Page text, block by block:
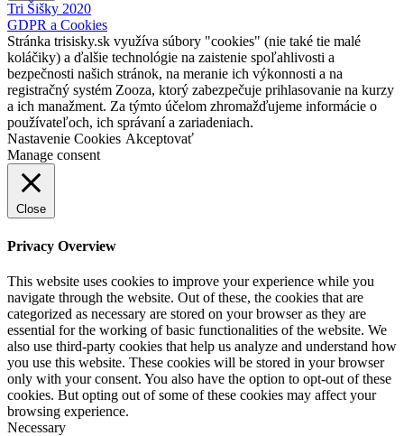
Tri Šišky 2020
GDPR a Cookies
Stránka trisisky.sk využíva súbory "cookies" (nie také tie malé
koláčiky) a ďalšie technológie na zaistenie spoľahlivosti a
bezpečnosti našich stránok, na meranie ich výkonnosti a na
registračný systém Zooza, ktorý zabezpečuje prihlasovanie na kurzy
a ich manažment. Za týmto účelom zhromažďujeme informácie o
používateľoch, ich správaní a zariadeniach.
Nastavenie Cookies Akceptovať
Manage consent
Close
Privacy Overview
This website uses cookies to improve your experience while you
navigate through the website. Out of these, the cookies that are
categorized as necessary are stored on your browser as they are
essential for the working of basic functionalities of the website. We
also use third-party cookies that help us analyze and understand how
you use this website. These cookies will be stored in your browser
only with your consent. You also have the option to opt-out of these
cookies. But opting out of some of these cookies may affect your
browsing experience.
Necessary